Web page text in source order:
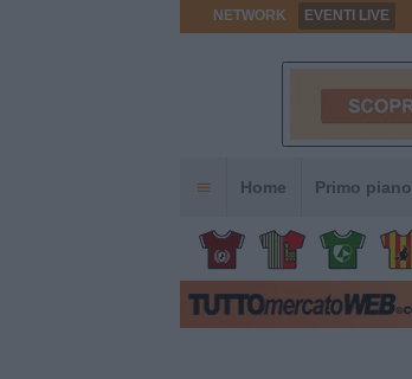
NETWORK EVENTI LIVE
Home Primo piano